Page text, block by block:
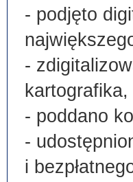
- podjęto
-
- poddano
-
i